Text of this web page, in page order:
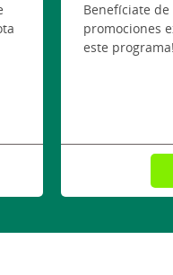
Benefíciate
promociones
este